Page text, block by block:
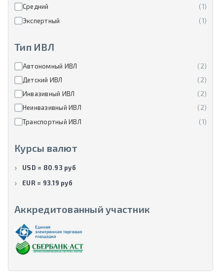
Средний
(1)
Экспертный
(1)
Тип ИВЛ
Автономный ИВЛ
(2)
Детский ИВЛ
(2)
Инвазивный ИВЛ
(2)
Неинвазивный ИВЛ
(2)
Транспортный ИВЛ
(1)
Курсы валют
USD = 80.93 руб
EUR = 93.19 руб
Аккредитованный участник